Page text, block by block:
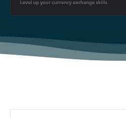
to stay in